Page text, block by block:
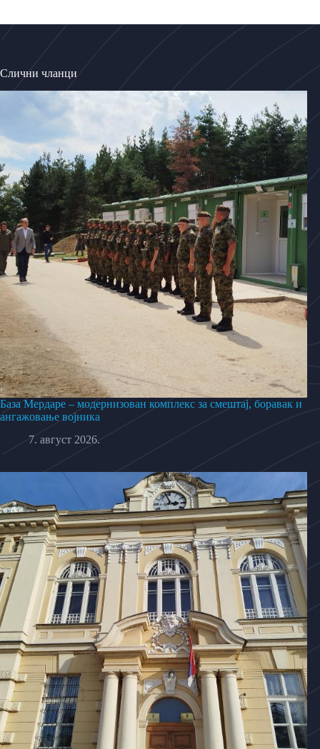
Слични чланци
База Мердаре – модернизован комплекс за смештај, боравак и
ангажовање војника
7. август 2026.